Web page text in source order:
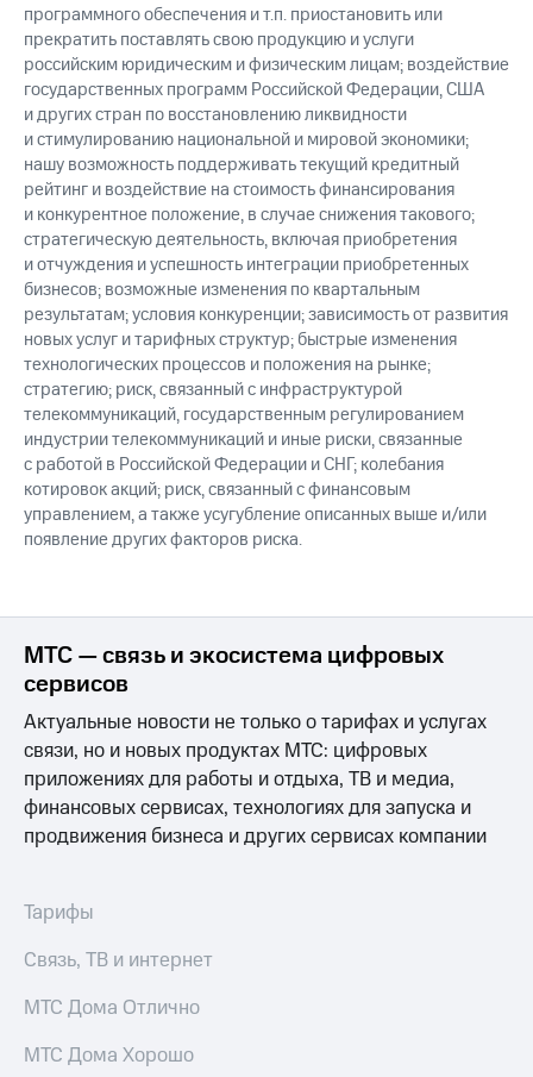
программного обеспечения и т.п. приостановить или
прекратить поставлять свою продукцию и услуги
российским юридическим и физическим лицам; воздействие
государственных программ Российской Федерации, США
и других стран по восстановлению ликвидности
и стимулированию национальной и мировой экономики;
нашу возможность поддерживать текущий кредитный
рейтинг и воздействие на стоимость финансирования
и конкурентное положение, в случае снижения такового;
стратегическую деятельность, включая приобретения
и отчуждения и успешность интеграции приобретенных
бизнесов; возможные изменения по квартальным
результатам; условия конкуренции; зависимость от развития
новых услуг и тарифных структур; быстрые изменения
технологических процессов и положения на рынке;
стратегию; риск, связанный с инфраструктурой
телекоммуникаций, государственным регулированием
индустрии телекоммуникаций и иные риски, связанные
с работой в Российской Федерации и СНГ; колебания
котировок акций; риск, связанный с финансовым
управлением, а также усугубление описанных выше и/или
появление других факторов риска.
МТС — связь и экосистема цифровых
сервисов
Актуальные новости не только о тарифах и услугах
связи, но и новых продуктах МТС: цифровых
приложениях для работы и отдыха, ТВ и медиа,
финансовых сервисах, технологиях для запуска и
продвижения бизнеса и других сервисах компании
Тарифы
Связь, ТВ и интернет
МТС Дома Отлично
МТС Дома Хорошо